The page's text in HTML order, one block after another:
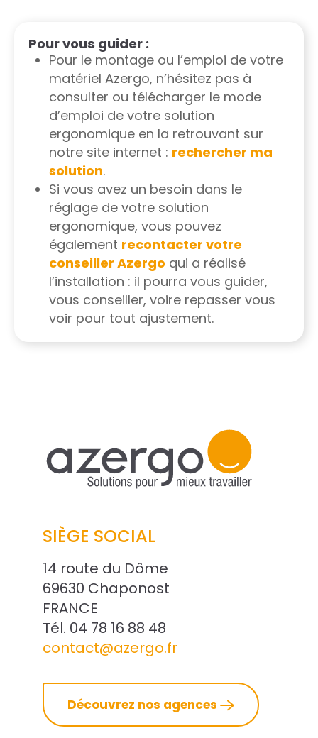
Pour vous guider :
Pour le montage ou l’emploi de votre
matériel Azergo, n’hésitez pas à
consulter ou télécharger le mode
d’emploi de votre solution
ergonomique en la retrouvant sur
notre site internet : rechercher ma
solution.
Si vous avez un besoin dans le
réglage de votre solution
ergonomique, vous pouvez
également recontacter votre
conseiller Azergo qui a réalisé
l’installation : il pourra vous guider,
vous conseiller, voire repasser vous
voir pour tout ajustement.
SIÈGE SOCIAL
14 route du Dôme
69630 Chaponost
FRANCE
Tél. 04 78 16 88 48
contact@azergo.fr
Découvrez nos agences